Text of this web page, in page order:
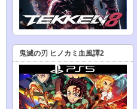
鬼滅の刃 ヒノカミ血風譚2